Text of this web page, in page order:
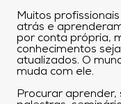
Muitos
atrás e
por conta própria,
conhecimentos
atualizados. O
muda com ele.
Procurar